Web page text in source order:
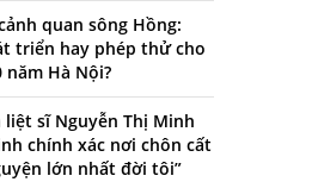
quan sông Hồng:
triển hay phép thử cho
Hà Nội?
liệt sĩ Nguyễn Thị Minh
chính xác nơi chôn cất
lớn nhất đời tôi”